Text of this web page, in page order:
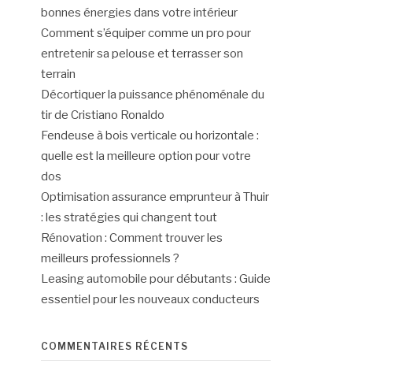
bonnes énergies dans votre intérieur
Comment s’équiper comme un pro pour
entretenir sa pelouse et terrasser son
terrain
Décortiquer la puissance phénoménale du
tir de Cristiano Ronaldo
Fendeuse à bois verticale ou horizontale :
quelle est la meilleure option pour votre
dos
Optimisation assurance emprunteur à Thuir
: les stratégies qui changent tout
Rénovation : Comment trouver les
meilleurs professionnels ?
Leasing automobile pour débutants : Guide
essentiel pour les nouveaux conducteurs
COMMENTAIRES RÉCENTS